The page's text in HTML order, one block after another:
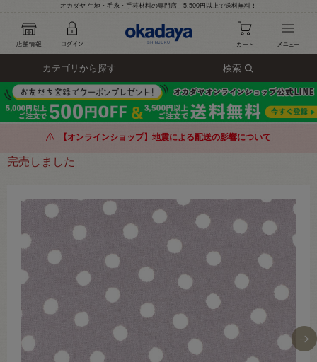
オカダヤ 生地・毛糸・手芸材料の専門店｜5,500円以上で送料無料！
カテゴリから探す 検索
【オンラインショップ】地震による配送の影響について
完売しました